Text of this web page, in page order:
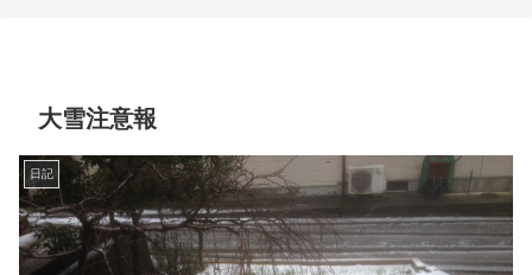
大雪注意報
日記